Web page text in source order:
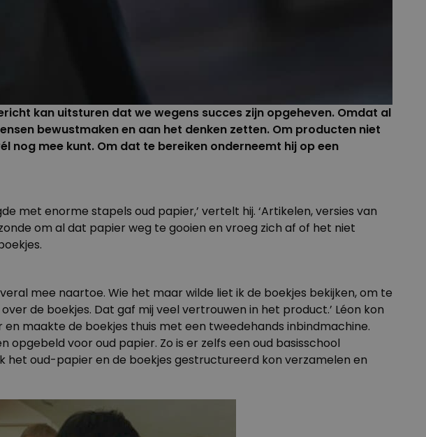
kan uitsturen dat we wegens succes zijn opgeheven. Omdat al
bewustmaken en aan het denken zetten. Om producten niet
nog mee kunt. Om dat te bereiken onderneemt hij op een
met enorme stapels oud papier,’ vertelt hij. ‘Artikelen, versies van
om al dat papier weg te gooien en vroeg zich af of het niet
mee naartoe. Wie het maar wilde liet ik de boekjes bekijken, om te
de boekjes. Dat gaf mij veel vertrouwen in het product.’ Léon kon
maakte de boekjes thuis met een tweedehands inbindmachine.
voor oud papier. Zo is er zelfs een oud basisschool
het oud-papier en de boekjes gestructureerd kon verzamelen en